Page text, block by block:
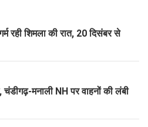
रही शिमला की रात, 20 दिसंबर से
मनाली NH पर वाहनों की लंबी